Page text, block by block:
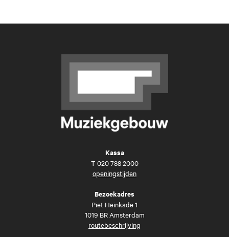
Kassa
T 020 788 2000
openingstijden
Bezoekadres
Piet Heinkade 1
1019 BR Amsterdam
routebeschrijving